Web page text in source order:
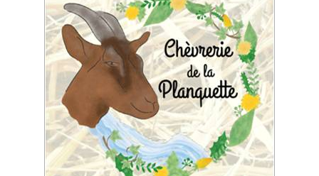
Affaires scolaires, CCAS
Eaux, assainissement
France services
France Renov
Déchets ménagers, tri sélectif, encombrants
Services publics communaux